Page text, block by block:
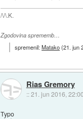
/\/\.K.
Zgodovina sprememb…
spremenil:Matako(21. jun
Rias Gremory
::21. jun 2016, 22:00
Typo